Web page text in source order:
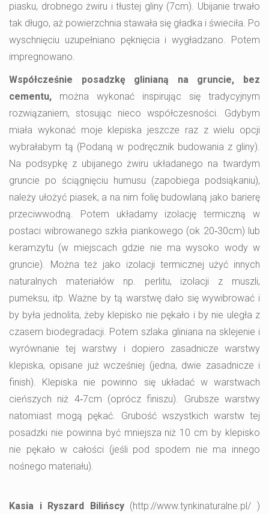
piasku, drobnego żwiru i tłustej gliny (7cm). Ubijanie trwało
tak długo, aż powierzchnia stawała się gładka i świeciła. Po
wyschnięciu uzupełniano pęknięcia i wygładzano. Potem
impregnowano.
Współcześnie posadzkę glinianą na gruncie, bez
cementu, można wykonać inspirując się tradycyjnym
rozwiązaniem, stosując nieco współczesności. Gdybym
miała wykonać moje klepiska jeszcze raz z wielu opcji
wybrałabym tą (Podaną w podręcznik budowania z gliny).
Na podsypkę z ubijanego żwiru układanego na twardym
gruncie po ściągnięciu humusu (zapobiega podsiąkaniu),
należy ułożyć piasek, a na nim folię budowlaną jako barierę
przeciwwodną. Potem układamy izolację termiczną w
postaci wibrowanego szkła piankowego (ok 20‑30cm) lub
keramzytu (w miejscach gdzie nie ma wysoko wody w
gruncie). Można też jako izolacji termicznej użyć innych
naturalnych materiałów np. perlitu, izolacji z muszli,
pumeksu, itp. Ważne by tą warstwę dało się wywibrować i
by była jednolita, żeby klepisko nie pękało i by nie uległa z
czasem biodegradacji. Potem szlaka gliniana na sklejenie i
wyrównanie tej warstwy i dopiero zasadnicze warstwy
klepiska, opisane już wcześniej (jedna, dwie zasadnicze i
finish). Klepiska nie powinno się układać w warstwach
cieńszych niż 4‑7cm (oprócz finiszu). Grubsze warstwy
natomiast mogą pękać. Grubość wszystkich warstw tej
posadzki nie powinna być mniejsza niż 10 cm by klepisko
nie pękało w całości (jeśli pod spodem nie ma innego
nośnego materiału).
Kasia i Ryszard Bilińscy(http://www.tynkinaturalne.pl/ )